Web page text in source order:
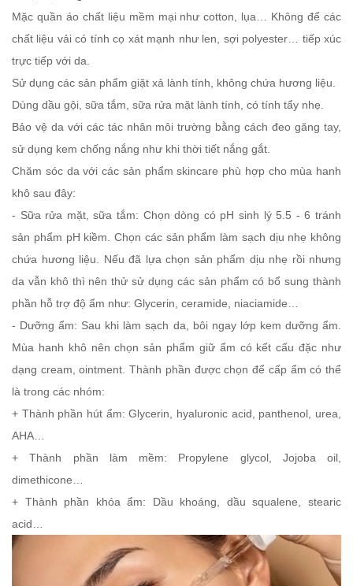
Mặc quần áo chất liệu mềm mại như cotton, lụa… Không để các
chất liệu vải có tính cọ xát mạnh như len, sợi polyester… tiếp xúc
trực tiếp với da.
Sử dụng các sản phẩm giặt xả lành tính, không chứa hương liệu.
Dùng dầu gội, sữa tắm, sữa rửa mặt lành tính, có tính tẩy nhẹ.
Bảo vệ da với các tác nhân môi trường bằng cách đeo găng tay,
sử dụng kem chống nắng như khi thời tiết nắng gắt.
Chăm sóc da với các sản phẩm skincare phù hợp cho mùa hanh
khô sau đây:
- Sữa rửa mặt, sữa tắm: Chọn dòng có pH sinh lý 5.5 - 6 tránh
sản phẩm pH kiềm. Chọn các sản phẩm làm sạch dịu nhẹ không
chứa hương liệu. Nếu đã lựa chọn sản phẩm dịu nhẹ rồi nhưng
da vẫn khô thì nên thử sử dụng các sản phẩm có bổ sung thành
phần hỗ trợ độ ẩm như: Glycerin, ceramide, niaciamide…
- Dưỡng ẩm: Sau khi làm sạch da, bôi ngay lớp kem dưỡng ẩm.
Mùa hanh khô nên chọn sản phẩm giữ ẩm có kết cấu đặc như
dạng cream, ointment. Thành phần được chọn để cấp ẩm có thể
là trong các nhóm:
+ Thành phần hút ẩm: Glycerin, hyaluronic acid, panthenol, urea,
AHA…
+ Thành phần làm mềm: Propylene glycol, Jojoba oil,
dimethicone…
+ Thành phần khóa ẩm: Dầu khoáng, dầu squalene, stearic
acid…